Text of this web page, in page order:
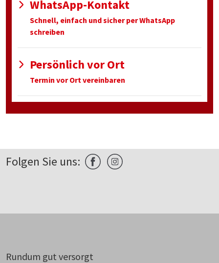
WhatsApp-Kontakt
Schnell, einfach und sicher per WhatsApp
schreiben
Persönlich vor Ort
Termin vor Ort vereinbaren
Folgen Sie uns:
Rundum gut versorgt